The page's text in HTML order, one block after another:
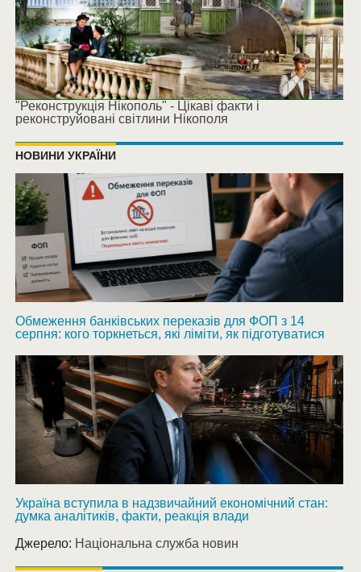
"Реконструкція Нікополь" - Цікаві факти і
реконструйовані світлини Нікополя
НОВИНИ УКРАЇНИ
Обмеження банківських переказів для ФОП з 14
серпня: кого торкнеться, які ліміти, як підготуватися
Україна вступила в надзвичайний економічний стан:
думка аналітиків, факти, реакція влади
Джерело: Національна служба новин